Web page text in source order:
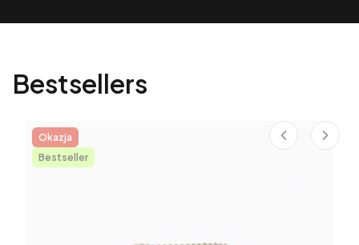
Bestsellers
Okazja
Bestseller